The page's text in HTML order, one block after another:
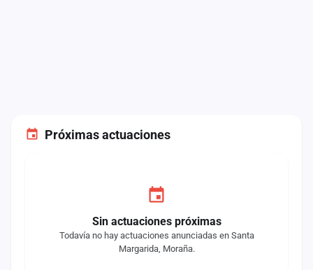
Próximas actuaciones
Sin actuaciones próximas
Todavía no hay actuaciones anunciadas en Santa
Margarida, Moraña.